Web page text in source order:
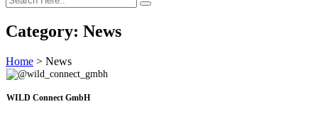
Category: News
Home > News
WILD Connect GmbH